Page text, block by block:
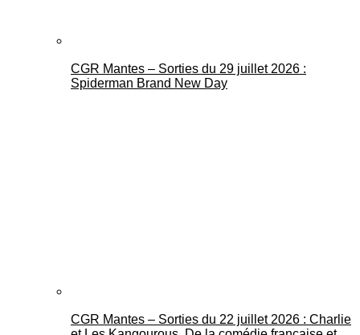
CGR Mantes – Sorties du 29 juillet 2026 :
Spiderman Brand New Day
CGR Mantes – Sorties du 22 juillet 2026 : Charlie